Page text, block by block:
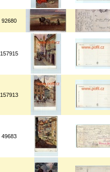
92680
157915
157913
49683